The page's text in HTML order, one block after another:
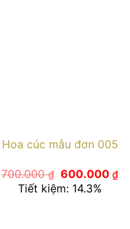
Hoa cúc mẫu đơn 005
700.000₫ Giá
gốc
là:
600.000₫Giá
Tiết kiệm: 14.3%